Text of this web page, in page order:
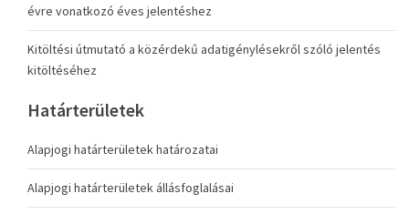
évre vonatkozó éves jelentéshez
Kitöltési útmutató a közérdekű adatigénylésekről szóló jelentés
kitöltéséhez
Határterületek
Alapjogi határterületek határozatai
Alapjogi határterületek állásfoglalásai